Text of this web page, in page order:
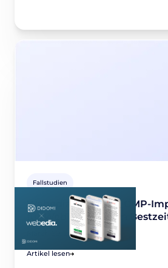
Fallstudien
Webedia x Didomi: CMP-
für Web und AMP in
March 29, 2022
Artikel lesen